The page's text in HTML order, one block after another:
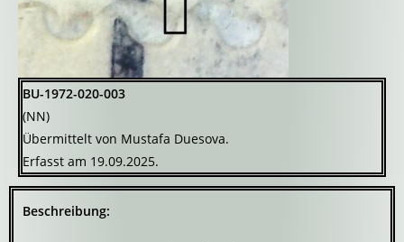
BU-1972-020-003
(NN)
Übermittelt von Mustafa Duesova.
Erfasst am 19.09.2025.
Beschreibung: